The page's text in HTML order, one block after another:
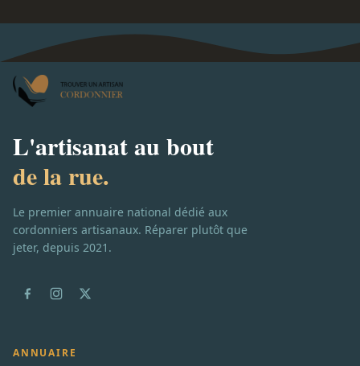
L'artisanat au bout
de la rue.
Le premier annuaire national dédié aux
cordonniers artisanaux. Réparer plutôt que
jeter, depuis 2021.
ANNUAIRE